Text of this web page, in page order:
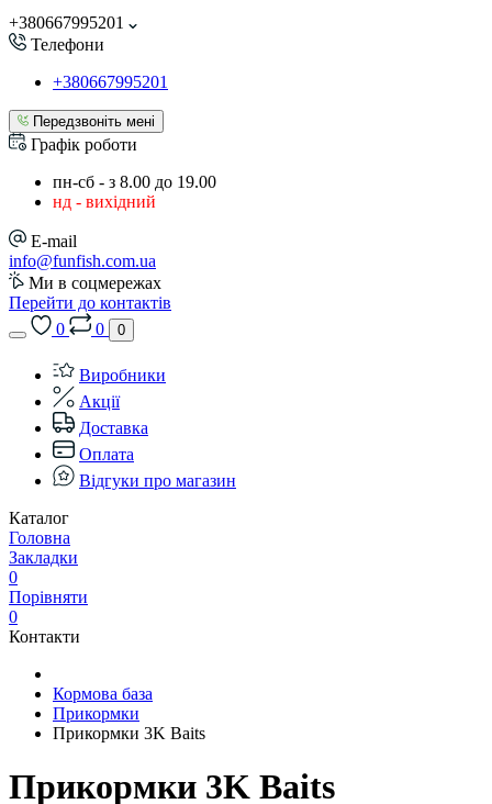
+380667995201
Телефони
+380667995201
Передзвоніть мені
Графік роботи
пн-сб - з 8.00 до 19.00
нд - вихідний
E-mail
info@funfish.com.ua
Ми в соцмережах
Перейти до контактів
0
0 0
Виробники
Акції
Доставка
Оплата
Відгуки про магазин
Каталог
Головна
Закладки
0
Порівняти
0
Контакти
Кормова база
Прикормки
Прикормки 3K Baits
Прикормки 3K Baits